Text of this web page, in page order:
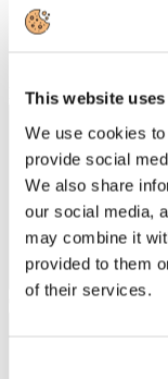
This website
We use cookies
provide social
We also share
our social media,
may combine it
provided to them
of their services.
Ragione Sociale
Categorie